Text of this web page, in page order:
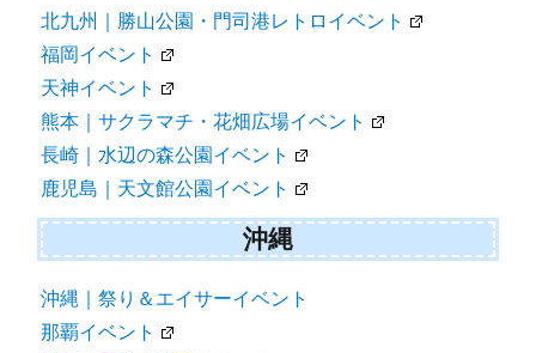
北九州｜勝山公園・門司港レトロイベント
福岡イベント
天神イベント
熊本｜サクラマチ・花畑広場イベント
長崎｜水辺の森公園イベント
鹿児島｜天文館公園イベント
沖縄
沖縄｜祭り＆エイサーイベント
那覇イベント